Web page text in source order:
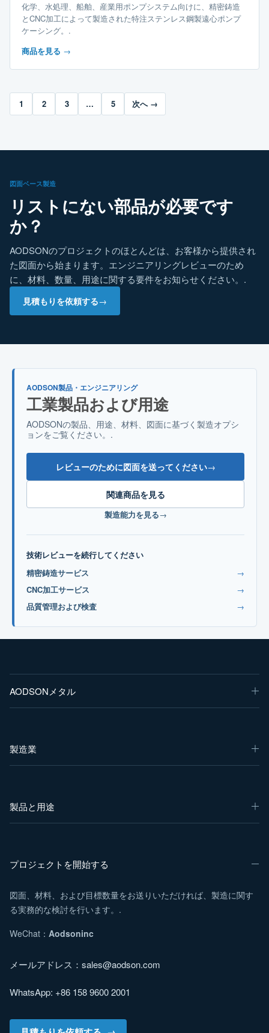
化学、水処理、船舶、産業用ポンプシステム向けに、精密鋳造
とCNC加工によって製造された特注ステンレス鋼製遠心ポンプ
ケーシング。.
商品を見る →
1 2 3 … 5 次へ →
図面ベース製造
リストにない部品が必要です
か？
AODSONのプロジェクトのほとんどは、お客様から提供され
た図面から始まります。エンジニアリングレビューのため
に、材料、数量、用途に関する要件をお知らせください。.
見積もりを依頼する→
AODSON製品・エンジニアリング
工業製品および用途
AODSONの製品、用途、材料、図面に基づく製造オプシ
ョンをご覧ください。.
レビューのために図面を送ってください→
関連商品を見る
製造能力を見る→
技術レビューを続行してください
精密鋳造サービス
→
CNC加工サービス
→
品質管理および検査
→
AODSONメタル
製造業
製品と用途
プロジェクトを開始する
図面、材料、および目標数量をお送りいただければ、製造に関す
る実務的な検討を行います。.
WeChat： Aodsoninc
メールアドレス： sales@aodson.com
WhatsApp: +86 158 9600 2001